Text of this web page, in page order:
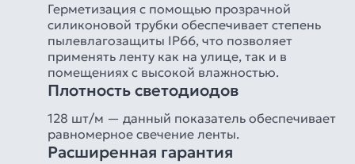
Герметизация с помощью прозрачной
силиконовой трубки обеспечивает степень
пылевлагозащиты IP66, что позволяет
применять ленту как на улице, так и в
помещениях с высокой влажностью.
Плотность светодиодов
128 шт/м — данный показатель обеспечивает
равномерное свечение ленты.
Расширенная гарантия